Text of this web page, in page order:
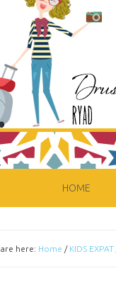
HOME
here: Home / KIDS EXPAT